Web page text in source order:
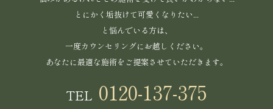
とにかく垢抜けて可愛くなりたい...
と悩んでいる方は、
一度カウンセリングにお越しください。
あなたに最適な施術をご提案させていただきます。
TEL 0120-137-375